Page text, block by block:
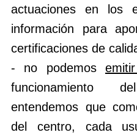
actuaciones en los
información para
certificaciones de
- no podemos
funcionamiento
entendemos que
del centro, cada